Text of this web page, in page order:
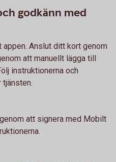
godkänn med
appen. Anslut ditt kort genom
att manuellt lägga till
instruktionerna och
att signera med Mobilt